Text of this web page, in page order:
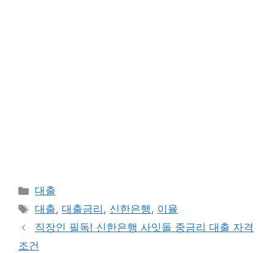
카
테
리
대출
태
그
대출,대출금리 , 신한은행, 이율
직장인 필독! 신한은행 사잇돌 중금리 대출 자격
조건